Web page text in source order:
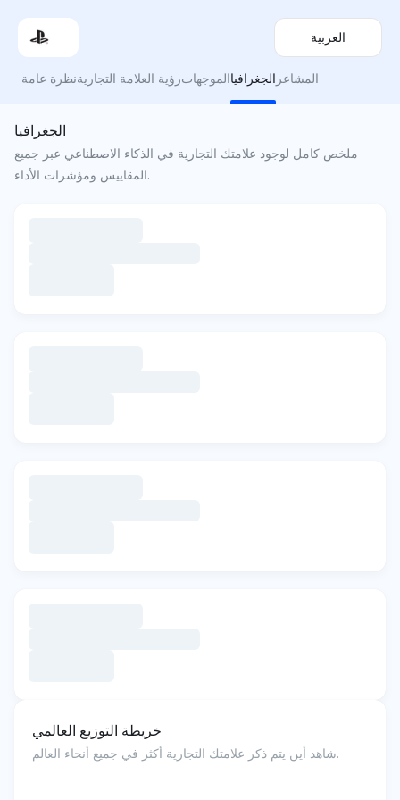
العربية
نظرة عامةرؤية العلامة التجاريةالموجهاتالجغرافيا المشاعر
الجغرافيا
ملخص كامل لوجود علامتك التجارية في الذكاء الاصطناعي عبر جميع
المقاييس ومؤشرات الأداء.
خريطة التوزيع العالمي
شاهد أين يتم ذكر علامتك التجارية أكثر في جميع أنحاء العالم.